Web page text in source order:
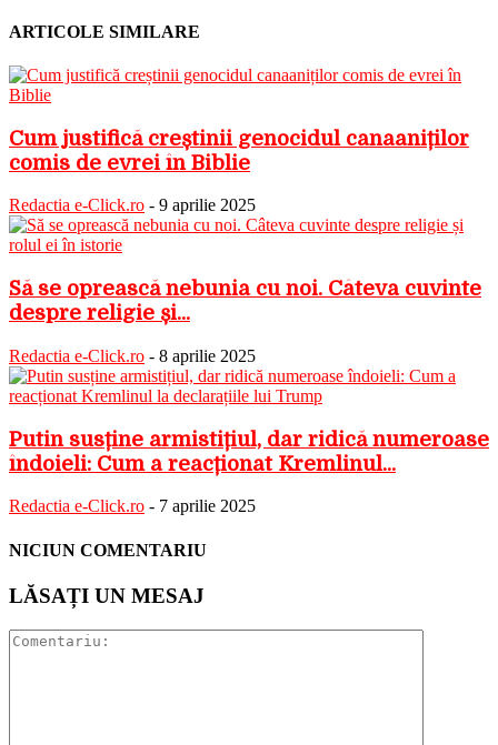
ARTICOLE SIMILARE
Cum justifică creștinii genocidul canaaniților
comis de evrei în Biblie
Redactia e-Click.ro - 9 aprilie 2025
Să se oprească nebunia cu noi. Câteva cuvinte
despre religie și...
Redactia e-Click.ro - 8 aprilie 2025
Putin susține armistițiul, dar ridică numeroase
îndoieli: Cum a reacționat Kremlinul...
Redactia e-Click.ro - 7 aprilie 2025
NICIUN COMENTARIU
LĂSAȚI UN MESAJ